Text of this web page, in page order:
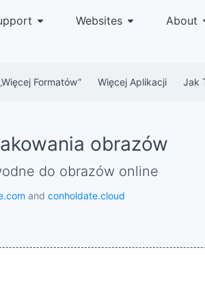
Websites About
„więcej Formatów” Więcej Aplikacji Jak
obrazów
do obrazów online
and conholdate.cloud